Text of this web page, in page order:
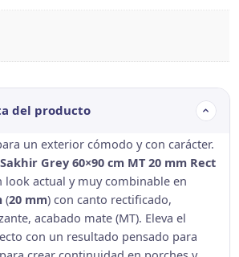
del producto
un exterior cómodo y con carácter.
Grey 60×90 cm MT 20 mm Rect
look actual y muy combinable en
(20 mm) con canto rectificado,
acabado mate (MT). Eleva el
con un resultado pensado para